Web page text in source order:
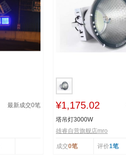
最新成交0笔 ¥1,175.02
塔吊灯3000W
雄睿自营旗舰店mro
成交0笔 评价1笔